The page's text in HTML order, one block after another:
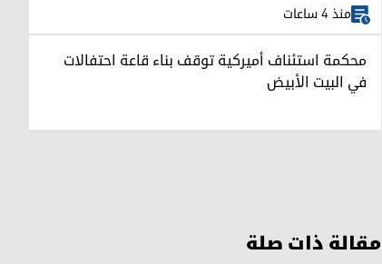
منذ 4 ساعات
محكمة استئناف أميركية توقف بناء قاعة احتفالات
في البيت الأبيض
مقالة ذات صلة